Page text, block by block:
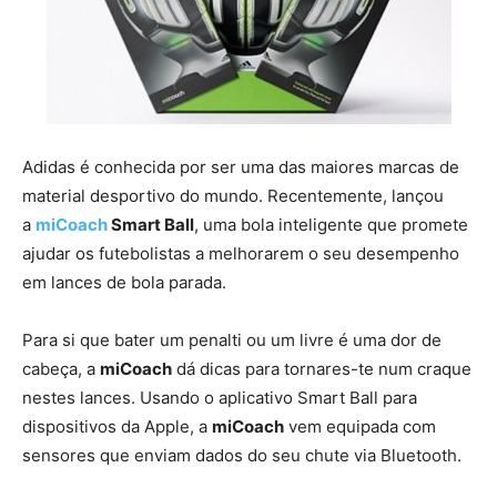
Adidas é conhecida por ser uma das maiores marcas de
material desportivo do mundo. Recentemente, lançou
a miCoachSmart Ball, uma bola inteligente que promete
ajudar os futebolistas a melhorarem o seu desempenho
em lances de bola parada.
Para si que bater um penalti ou um livre é uma dor de
cabeça, a miCoach dá dicas para tornares-te num craque
nestes lances. Usando o aplicativo Smart Ball para
dispositivos da Apple, a miCoach vem equipada com
sensores que enviam dados do seu chute via Bluetooth.